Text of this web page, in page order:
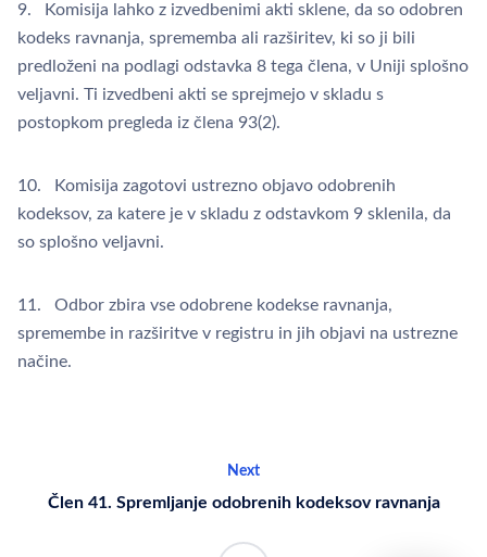
9. Komisija lahko z izvedbenimi akti sklene, da so odobren
kodeks ravnanja, sprememba ali razširitev, ki so ji bili
predloženi na podlagi odstavka 8 tega člena, v Uniji splošno
veljavni. Ti izvedbeni akti se sprejmejo v skladu s
postopkom pregleda iz člena 93(2).
10. Komisija zagotovi ustrezno objavo odobrenih
kodeksov, za katere je v skladu z odstavkom 9 sklenila, da
so splošno veljavni.
11. Odbor zbira vse odobrene kodekse ravnanja,
spremembe in razširitve v registru in jih objavi na ustrezne
načine.
Next
Člen 41. Spremljanje odobrenih kodeksov ravnanja